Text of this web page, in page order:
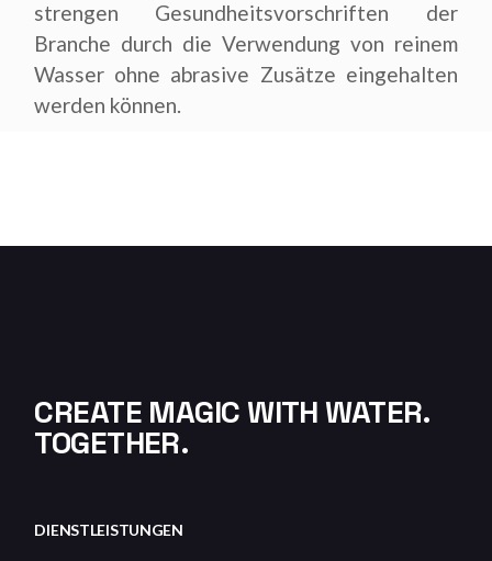
strengen Gesundheitsvorschriften der
Branche durch die Verwendung von reinem
Wasser ohne abrasive Zusätze eingehalten
werden können.
CREATE MAGIC WITH WATER.
TOGETHER.
DIENSTLEISTUNGEN